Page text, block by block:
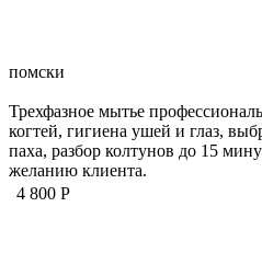
помски
Трехфазное мытье
когтей, гигиена ушей и глаз,
паха, разбор колтунов до 15
желанию клиента.
4 800 Р